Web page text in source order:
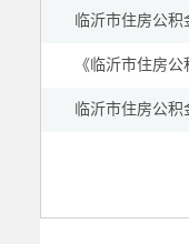
临沂市住房公
《临沂市住房
临沂市住房公